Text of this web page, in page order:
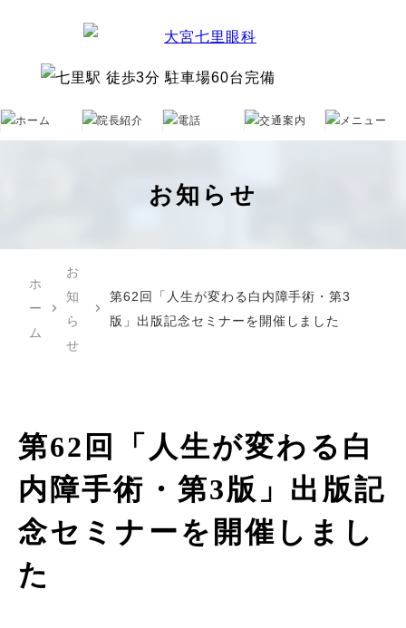
お知らせ
ホ
ー
ム
chevron_right
お
知
ら
せ
chevron_right
第62回「人生が変わる白内障手術・第3
版」出版記念セミナーを開催しました
第62回「人生が変わる白
内障手術・第3版」出版記
念セミナーを開催しまし
た